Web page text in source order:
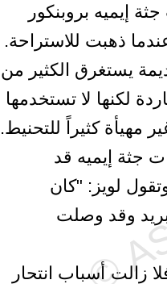
إيميه بروبنكور
ذهبت للاستراحة.
يستغرق الكثير من
لكنها لا تستخدمها
مهيأة كثيراً للتحنيط.
جثة إيميه قد
لويز: "كان
وقد وصلت
زالت أسباب انتحار